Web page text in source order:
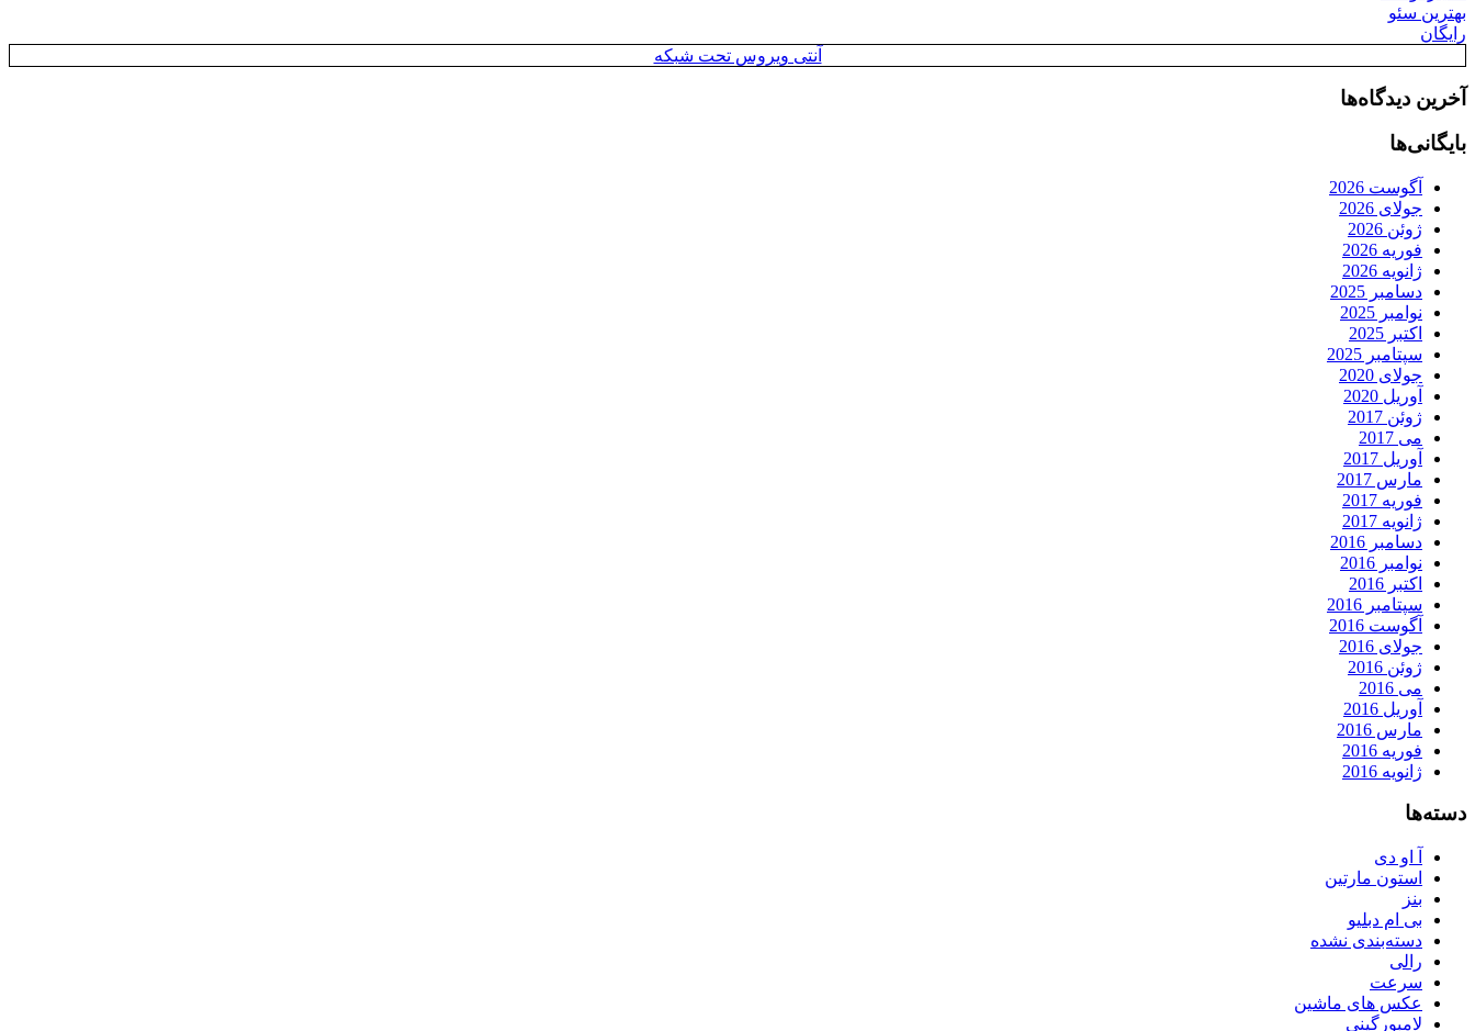
بهترین سئو
رایگان
آنتی ویروس تحت شبکه
آخرین دیدگاه‌ها
بایگانی‌ها
آگوست 2026
جولای 2026
ژوئن 2026
فوریه 2026
ژانویه 2026
دسامبر 2025
نوامبر 2025
اکتبر 2025
سپتامبر 2025
جولای 2020
آوریل 2020
ژوئن 2017
می 2017
آوریل 2017
مارس 2017
فوریه 2017
ژانویه 2017
دسامبر 2016
نوامبر 2016
اکتبر 2016
سپتامبر 2016
آگوست 2016
جولای 2016
ژوئن 2016
می 2016
آوریل 2016
مارس 2016
فوریه 2016
ژانویه 2016
دسته‌ها
آ او دی
استون مارتین
بنز
بی ام دبلیو
دسته‌بندی نشده
رالی
سرعت
عکس های ماشین
لامبورگینی